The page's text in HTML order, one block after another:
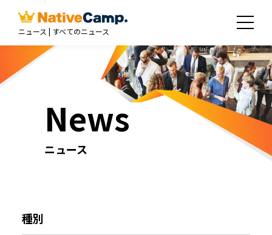
ニュース | すべてのニュース
News
ニュース
種別